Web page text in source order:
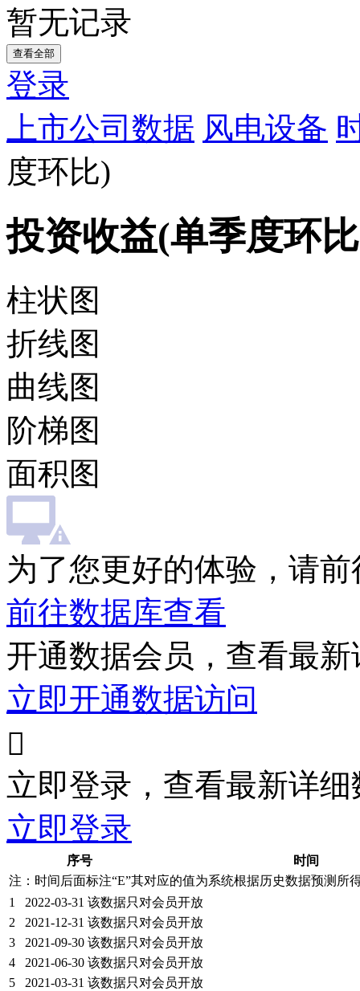
暂无记录
查看全部
登录
上市公司数据 风电设备
度环比)
投资收益(单季度环
柱状图
折线图
曲线图
阶梯图
面积图
为了您更好的体验，请
前往数据库查看
开通数据会员，查看最
立即开通数据访问

立即登录，查看最新详细
立即登录
序号
时间
注：时间后面标注“E”其对应的值为系统根据历史数据预测所
1
2022-03-31 该数据只对会员开放
2
2021-12-31 该数据只对会员开放
3
2021-09-30 该数据只对会员开放
4
2021-06-30 该数据只对会员开放
5
2021-03-31 该数据只对会员开放